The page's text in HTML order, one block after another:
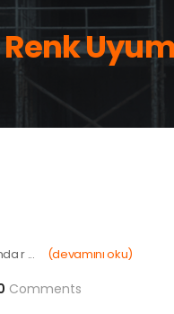
r ... (devamını oku)
Comments